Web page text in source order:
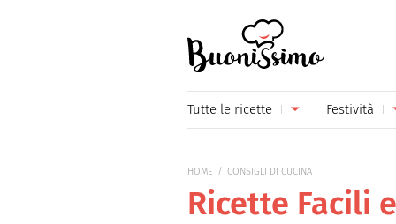
Tutte le ricette
Primi piatti
Festività
HOME CONSIGLI DI CUCINA
Ricette Facili